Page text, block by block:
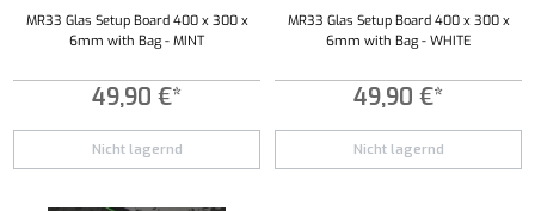
MR33 Glas Setup Board 400 x 300 x
6mm with Bag - MINT
49,90 €*
Nicht lagernd
MR33 Glas Setup Board 400 x 300 x
6mm with Bag - WHITE
49,90 €*
Nicht lagernd